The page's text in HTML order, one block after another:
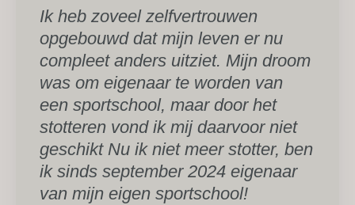
Ik heb zoveel zelfvertrouwen
opgebouwd dat mijn leven er nu
compleet anders uitziet. Mijn droom
was om eigenaar te worden van
een sportschool, maar door het
stotteren vond ik mij daarvoor niet
geschikt Nu ik niet meer stotter, ben
ik sinds september 2024 eigenaar
van mijn eigen sportschool!